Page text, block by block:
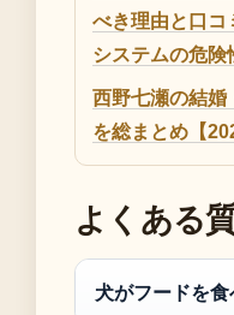
べき理由と口コ
システムの危険
西野七瀬の結婚
を総まとめ【
よくある
犬がフードを